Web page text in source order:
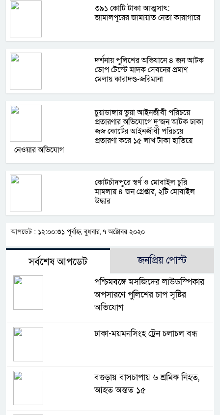
৩৯১ কোটি টাকা আত্মসাৎ:
জামালপুরের জামায়াত নেতা কারাগারে
দর্শনায় পুলিশের অভিযানে ৪ জন আটক
ডোপ টেস্টে মাদক সেবনের প্রমাণ
মেলায় কারাদণ্ড-জরিমানা
চুয়াডাঙ্গায় ভুয়া আইনজীবী পরিচয়ে
প্রতারণার অভিযোগে দু’জন আটক ঢাকা
জজ কোর্টের আইনজীবী পরিচয়ে
প্রতারণা করে ১৫ লাখ টাকা হাতিয়ে
নেওয়ার অভিযোগ
কোটচাঁদপুরে স্বর্ণ ও মোবাইল চুরি
মামলায় ৪ জন গ্রেপ্তার, ২টি মোবাইল
উদ্ধার
আপডেট : ১২:০০:৩১ পূর্বাহ্ন, বুধবার, ৭ অক্টোবর ২০২০
সর্বশেষ আপডেট জনপ্রিয় পোস্ট
পশ্চিমবঙ্গে মসজিদের লাউডস্পিকার
অপসারণে পুলিশের চাপ সৃষ্টির
অভিযোগ
ঢাকা-ময়মনসিংহ ট্রেন চলাচল বন্ধ
বগুড়ায় বাসচাপায় ৬ শ্রমিক নিহত,
আহত অন্তত ১৫